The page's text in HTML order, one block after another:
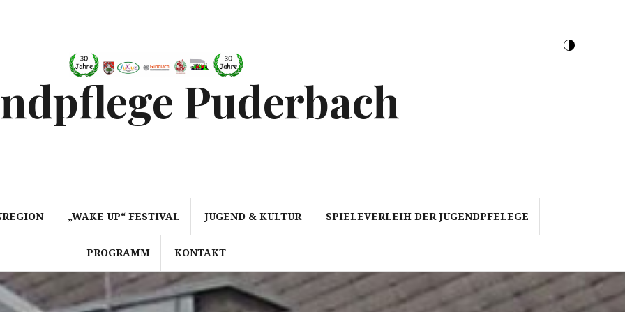
Puderbach
„WAKE UP“ FESTIVAL JUGEND & KULTUR SPIELEVERLEIH DER JUGENDPFELEGE
PROGRAMM KONTAKT